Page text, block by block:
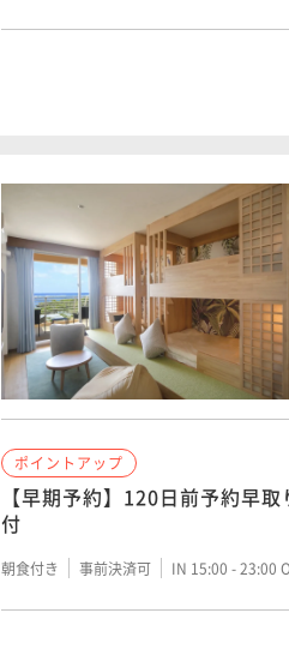
【リゾート利用券付】お得に
ポイントアップ
【シギラ黄金温泉入館券付】
然温泉でのんびり/朝食付
朝食付き 現地決済可 事前決済可 IN
ポイントアップ
【早期予約】90日前予約早取
二食付き
ポイントアップ
【2食付】ライブキッチンや
「割引プラン」【早期予約】
ポイントアップ
【宿の日】～宮古ブルーに癒
イント5％UPプラン/朝食付
朝食付き 現地決済可 事前決済可 IN
ポイントアップ
【ベストレート】直前までご
類が並ぶ島食材ブッフェ/朝食
朝食付き 現地決済可 事前決済可 IN
ポイントアップ
【早期予約】120日前予約早
付
朝食付き 事前決済可 IN 15:00 - 23:00